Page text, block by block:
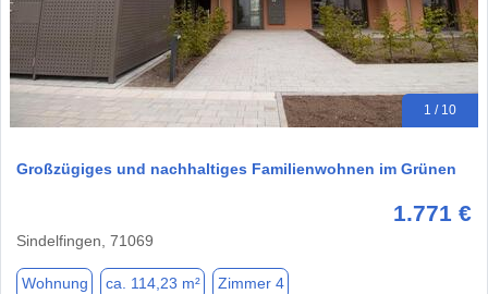
1 / 10
Großzügiges und nachhaltiges Familienwohnen im Grünen
1.771 €
Sindelfingen, 71069
Wohnung ca. 114,23 m² Zimmer 4